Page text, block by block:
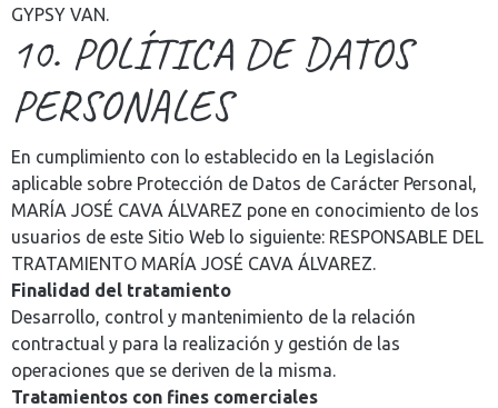
GYPSY VAN.
10. POLÍTICA DE DATOS
PERSONALES
En cumplimiento con lo establecido en la Legislación
aplicable sobre Protección de Datos de Carácter Personal,
MARÍA JOSÉ CAVA ÁLVAREZ pone en conocimiento de los
usuarios de este Sitio Web lo siguiente: RESPONSABLE DEL
TRATAMIENTO MARÍA JOSÉ CAVA ÁLVAREZ.
Finalidad del tratamiento
Desarrollo, control y mantenimiento de la relación
contractual y para la realización y gestión de las
operaciones que se deriven de la misma.
Tratamientos con fines comerciales